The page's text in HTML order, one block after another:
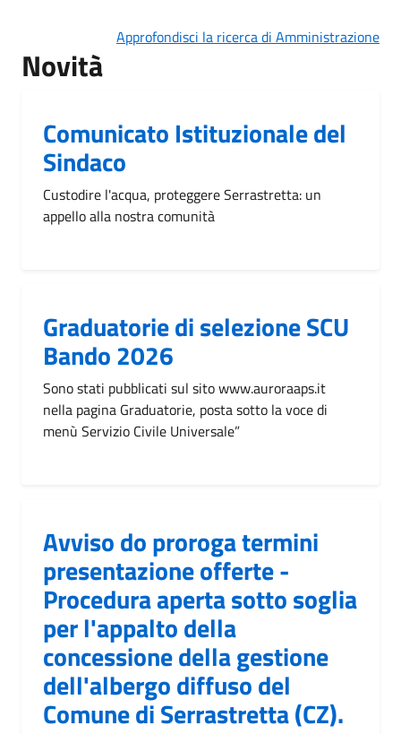
Approfondisci la ricerca di Amministrazione
Novità
Comunicato Istituzionale del
Sindaco
Custodire l'acqua, proteggere Serrastretta: un
appello alla nostra comunità
Graduatorie di selezione SCU
Bando 2026
Sono stati pubblicati sul sito www.auroraaps.it
nella pagina Graduatorie, posta sotto la voce di
menù Servizio Civile Universale”
Avviso do proroga termini
presentazione offerte -
Procedura aperta sotto soglia
per l'appalto della
concessione della gestione
dell'albergo diffuso del
Comune di Serrastretta (CZ).